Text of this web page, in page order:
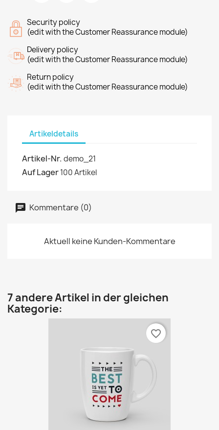
Security policy
(edit with the Customer Reassurance module)
Delivery policy
(edit with the Customer Reassurance module)
Return policy
(edit with the Customer Reassurance module)
Artikeldetails
Artikel-Nr. demo_21
Auf Lager100 Artikel
Kommentare (0)
Aktuell keine Kunden-Kommentare
7 andere Artikel in der gleichen
Kategorie:
favorite_border